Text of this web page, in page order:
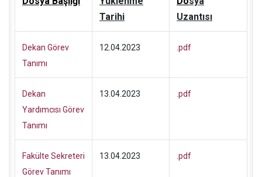
Tarihi
Uzantısı
Dekan Görev
Tanımı
12.04.2023 .pdf
Dekan
Yardımcısı Görev
Tanımı
13.04.2023 .pdf
Fakülte Sekreteri
Görev Tanımı
13.04.2023 .pdf